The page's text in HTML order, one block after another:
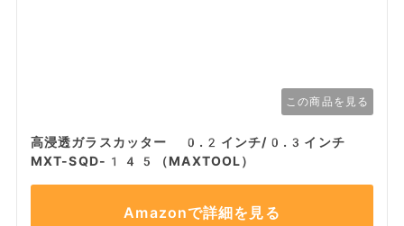
この商品を見る
高浸透ガラスカッター 0.2インチ/0.3インチ
MXT-SQD-145（MAXTOOL）
Amazonで詳細を見る